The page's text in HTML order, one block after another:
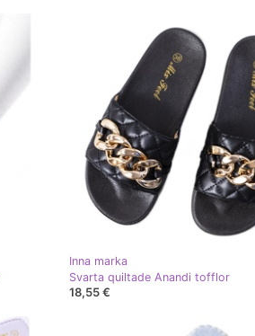
Inna marka
Svarta quiltade Anandi tofflor
18,55 €